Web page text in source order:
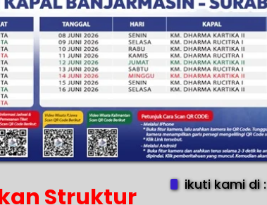
Struktur
ikuti kami di :